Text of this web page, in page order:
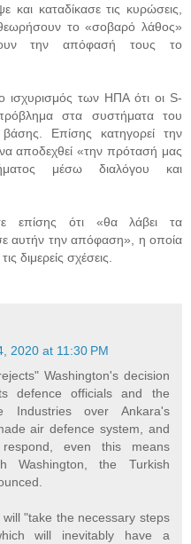
καταδίκασε τις κυρώσεις,
το «σοβαρό λάθος»
την απόφασή τους το
ισχυρισμός των ΗΠΑ ότι οι S-
στα συστήματα του
βάσης. Επίσης κατηγορεί την
αποδεχθεί «την πρότασή μας
μέσω διαλόγου και
επίσης ότι «θα λάβει τα
αυτήν την απόφαση», η οποία
διμερείς σχέσεις.
2020 at 11:30 PM
Washington's decision
defence officials and the
Industries over Ankara's
air defence system, and
even this means
Washington, the Turkish
"take the necessary steps
will inevitably have a